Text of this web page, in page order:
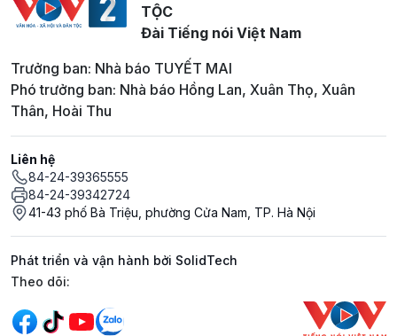
TỘC
Đài Tiếng nói Việt Nam
Trưởng ban: Nhà báo TUYẾT MAI
Phó trưởng ban: Nhà báo Hồng Lan, Xuân Thọ, Xuân
Thân, Hoài Thu
Liên hệ
84-24-39365555
84-24-39342724
41-43 phố Bà Triệu, phường Cửa Nam, TP. Hà Nội
Phát triển và vận hành bởi SolidTech
Mạng xã hội
Theo dõi: